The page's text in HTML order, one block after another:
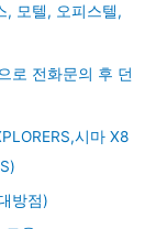
, 모텔, 오피스텔,
로 전화문의 후 던
시마 X8
방점)